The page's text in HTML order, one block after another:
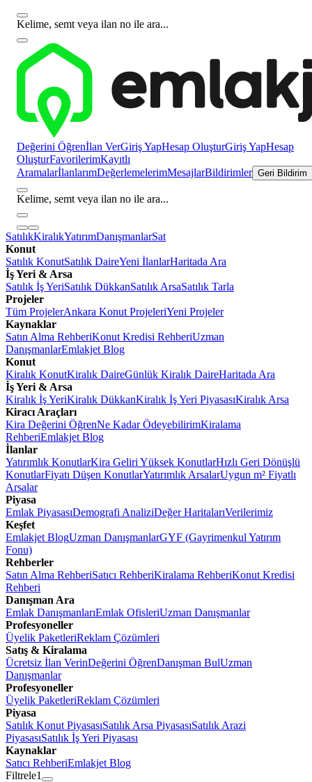
Kelime, semt veya ilan no ile ara...
Değerini Öğrenİlan VerGiriş YapHesap OluşturGiriş YapHesap
OluşturFavorilerimKayıtlı
AramalarİlanlarımDeğerlemelerimMesajlarBildirimler Geri Bildirim
Kelime, semt veya ilan no ile ara...
SatılıkKiralıkYatırımDanışmanlarSat
Konut
Satılık KonutSatılık DaireYeni İlanlarHaritada Ara
İş Yeri & Arsa
Satılık İş YeriSatılık DükkanSatılık ArsaSatılık Tarla
Projeler
Tüm ProjelerAnkara Konut ProjeleriYeni Projeler
Kaynaklar
Satın Alma RehberiKonut Kredisi RehberiUzman
DanışmanlarEmlakjet Blog
Konut
Kiralık KonutKiralık DaireGünlük Kiralık DaireHaritada Ara
İş Yeri & Arsa
Kiralık İş YeriKiralık DükkanKiralık İş Yeri PiyasasıKiralık Arsa
Kiracı Araçları
Kira Değerini ÖğrenNe Kadar ÖdeyebilirimKiralama
RehberiEmlakjet Blog
İlanlar
Yatırımlık KonutlarKira Geliri Yüksek KonutlarHızlı Geri Dönüşlü
KonutlarFiyatı Düşen KonutlarYatırımlık ArsalarUygun m² Fiyatlı
Arsalar
Piyasa
Emlak PiyasasıDemografi AnaliziDeğer HaritalarıVerilerimiz
Keşfet
Emlakjet BlogUzman DanışmanlarGYF (Gayrimenkul Yatırım
Fonu)
Rehberler
Satın Alma RehberiSatıcı RehberiKiralama RehberiKonut Kredisi
Rehberi
Danışman Ara
Emlak DanışmanlarıEmlak OfisleriUzman Danışmanlar
Profesyoneller
Üyelik PaketleriReklam Çözümleri
Satış & Kiralama
Ücretsiz İlan VerinDeğerini ÖğrenDanışman BulUzman
Danışmanlar
Profesyoneller
Üyelik PaketleriReklam Çözümleri
Piyasa
Satılık Konut PiyasasıSatılık Arsa PiyasasıSatılık Arazi
PiyasasıSatılık İş Yeri Piyasası
Kaynaklar
Satıcı RehberiEmlakjet Blog
Filtrele1